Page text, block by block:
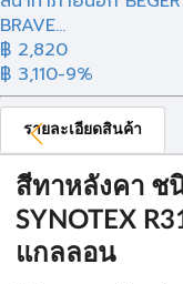
BRAVE...
฿ 2,820
฿ 3,110-9%
รายละเอียดสินค้า
สีทาหลังคา ชนิ
SYNOTEX
แกลลอน